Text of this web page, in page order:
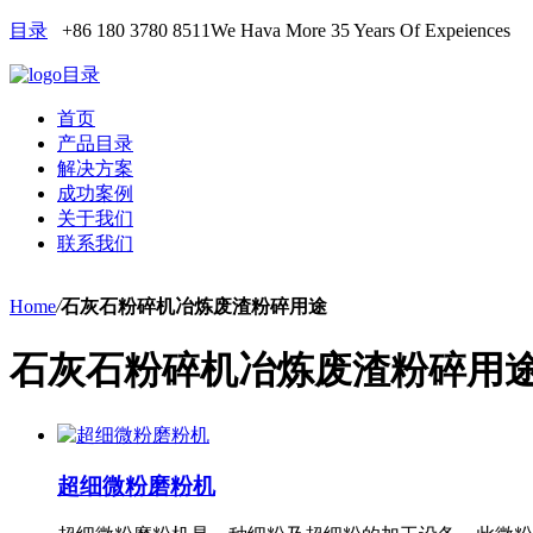
目录 +86 180 3780 8511We Hava More 35 Years Of Expeiences
目录
首页
产品目录
解决方案
成功案例
关于我们
联系我们
Home/石灰石粉碎机冶炼废渣粉碎用途
石灰石粉碎机冶炼废渣粉碎用
超细微粉磨粉机